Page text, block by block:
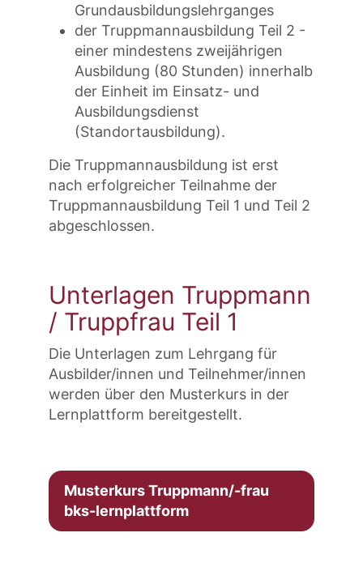
Grundausbildungslehrganges
der Truppmannausbildung Teil 2 -
einer mindestens zweijährigen
Ausbildung (80 Stunden) innerhalb
der Einheit im Einsatz- und
Ausbildungsdienst
(Standortausbildung).
Die Truppmannausbildung ist erst
nach erfolgreicher Teilnahme der
Truppmannausbildung Teil 1 und Teil 2
abgeschlossen.
Unterlagen Truppmann
/ Truppfrau Teil 1
Die Unterlagen zum Lehrgang für
Ausbilder/innen und Teilnehmer/innen
werden über den Musterkurs in der
Lernplattform bereitgestellt.
Musterkurs Truppmann/-frau
bks-lernplattform